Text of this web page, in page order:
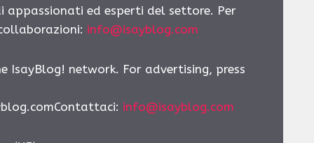
ed esperti del settore. Per
info@isayblog.com
IsayBlog! network. For advertising, press
: info@isayblog.com